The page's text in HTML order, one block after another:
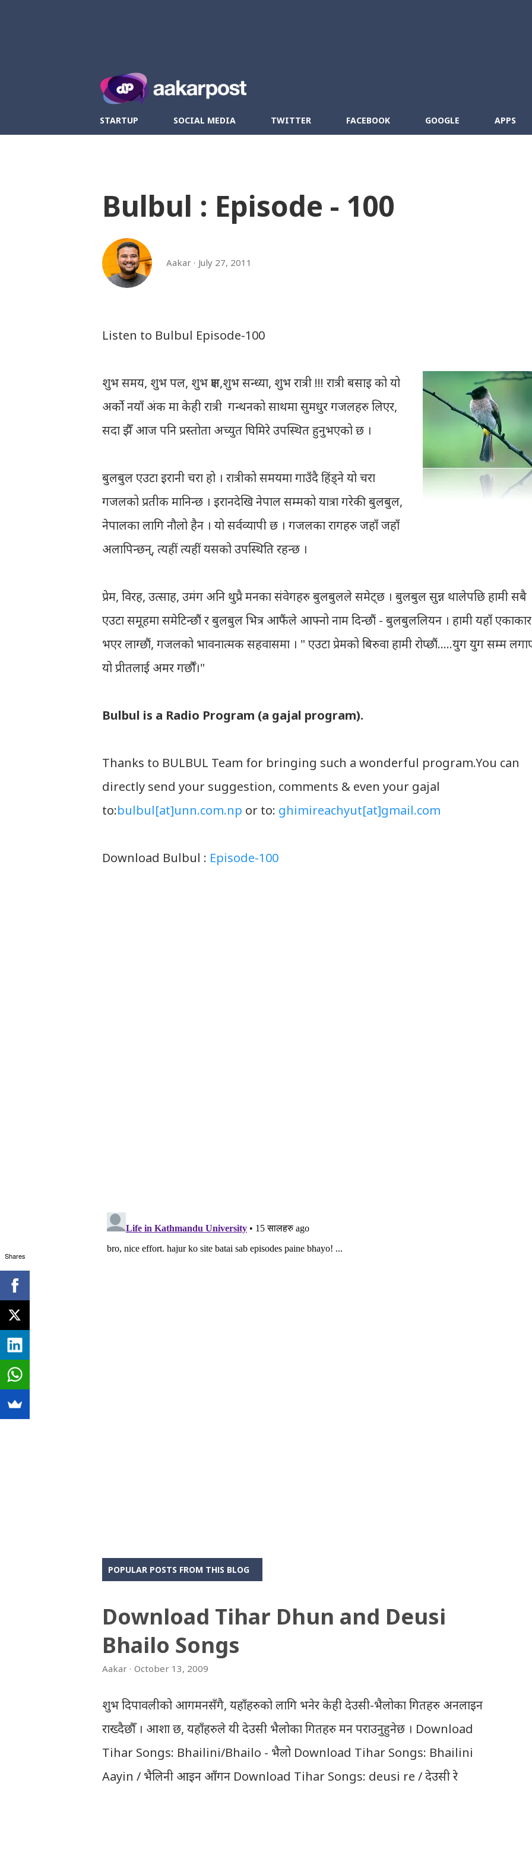
STARTUP SOCIAL MEDIA TWITTER FACEBOOK GOOGLE APPS
Bulbul : Episode - 100
Aakar July 27, 2011
Listen to Bulbul Episode-100
शुभ समय, शुभ पल, शुभ क्षण,शुभ सन्ध्या, शुभ रात्री !!! रात्री बसाइ को यो
अर्को नयाँ अंक मा केही रात्री गन्थनको साथमा सुमधुर गजलहरु लिएर,
सदा झैँ आज पनि प्रस्तोता अच्युत घिमिरे उपस्थित हुनुभएको छ ।
बुलबुल एउटा इरानी चरा हो । रात्रीको समयमा गाउँदै हिंड्‍ने यो चरा
गजलको प्रतीक मानिन्छ । इरानदेखि नेपाल सम्मको यात्रा गरेकी बुलबुल,
नेपालका लागि नौलो हैन । यो सर्वव्यापी छ । गजलका रागहरु जहाँ जहाँ
अलापिन्छन्, त्यहीं त्यहीं यसको उपस्थिति रहन्छ ।
प्रेम, विरह, उत्साह, उमंग अनि थुप्रै मनका संवेगहरु बुलबुलले समेट्‍छ । बुलबुल सुन्न थालेपछि हामी सबै
एउटा समूहमा समेटिन्छौं र बुलबुल भित्र आफैंले आफ्‍नो नाम दिन्छौं - बुलबुललियन । हामी यहाँ एकाकार
भएर लाग्छौं, गजलको भावनात्मक सहवासमा । " एउटा प्रेमको बिरुवा हामी रोप्छौं.....युग युग सम्म
यो प्रीतलाई अमर गर्छौँ।"
Bulbul is a Radio Program (a gajal program).
Thanks to BULBUL Team for bringing such a wonderful program.You can
directly send your suggestion, comments & even your gajal
to:bulbul[at]unn.com.np or to: ghimireachyut[at]gmail.com
Download Bulbul : Episode-100
POPULAR POSTS FROM THIS BLOG
Download Tihar Dhun and Deusi
Bhailo Songs
Aakar October 13, 2009
शुभ दिपावलीको आगमनसँगै, यहाँहरुको लागि भनेर केही देउसी-भैलोका गितहरु अनलाइन
राख्दैछौँ । आशा छ, यहाँहरुले यी देउसी भैलोका गितहरु मन पराउनुहुनेछ । Download
Tihar Songs: Bhailini/Bhailo - भैलो Download Tihar Songs: Bhailini
Aayin / भैलिनी आइन आँगन Download Tihar Songs: deusi re / देउसी रे
Shares